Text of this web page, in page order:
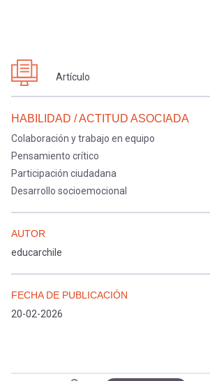
Artículo
HABILIDAD / ACTITUD ASOCIADA
Colaboración y trabajo en equipo
Pensamiento crítico
Participación ciudadana
Desarrollo socioemocional
AUTOR
educarchile
FECHA DE PUBLICACIÓN
20-02-2026